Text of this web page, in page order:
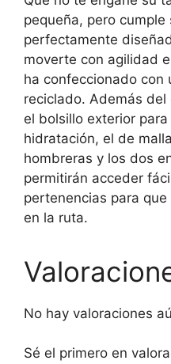
pequeña, pero
perfectamente
moverte con agilidad
ha confeccionado con
reciclado. Además
el bolsillo exterior
hidratación, el de
hombreras y los dos
permitirán acceder
pertenencias para
en la ruta.
No hay valoraciones
Sé el primero en